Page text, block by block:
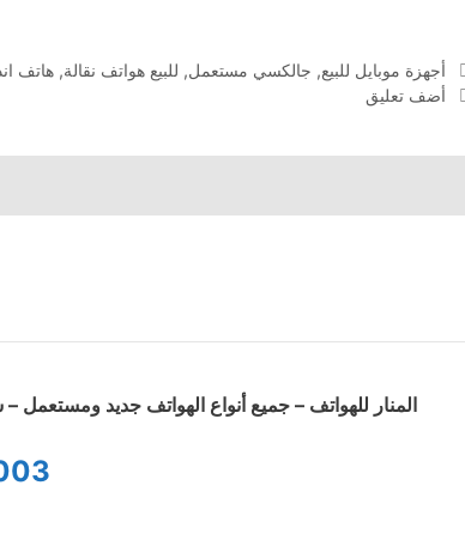
التصنيفات
أجهزة موبايل للبيع, جالكسي مستعمل, للبيع هواتف نقالة, هاتف
أضف تعليق
المنار للهواتف – جميع أنواع الهواتف جديد